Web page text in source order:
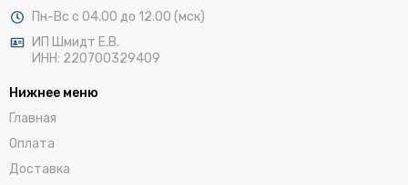
Пн-Вс с 04.00 до 12.00 (мск)
ИП Шмидт Е.В.
ИНН: 220700329409
Нижнее меню
Главная
Оплата
Доставка